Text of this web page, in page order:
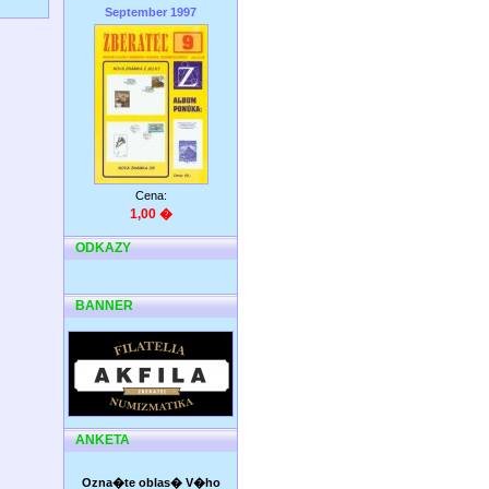
September 1997
Cena:
1,00 �
ODKAZY
BANNER
ANKETA
Ozna�te oblas� V�ho